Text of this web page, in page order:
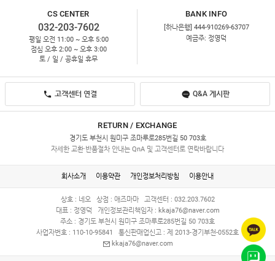
CS CENTER
032-203-7602
평일 오전 11:00 ~ 오후 5:00
점심 오후 2:00 ~ 오후 3:00
토 / 일 / 공휴일 휴무
BANK INFO
[하나은행] 444-910269-63707
예금주: 정영덕
고객센터 연결 Q&A 게시판
RETURN / EXCHANGE
경기도 부천시 원미구 조마루로285번길 50 703호
자세한 교환·반품절차 안내는 QnA 및 고객센터로 연락바랍니다
회사소개 이용약관 개인정보처리방침 이용안내
상호 : 네오 상점 : 애즈마마
고객센터 : 032.203.7602
대표 : 정영덕
개인정보관리책임자 : kkaja76@naver.com
주소 : 경기도 부천시 원미구 조마루로285번길 50 703호
사업자번호 : 110-10-95841
통신판매업신고 : 제 2013-경기부천-0552호
kkaja76@naver.com